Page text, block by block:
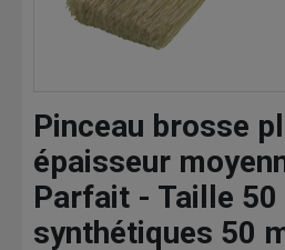
Pinceau brosse
épaisseur
Parfait - Taille
synthétiques 50